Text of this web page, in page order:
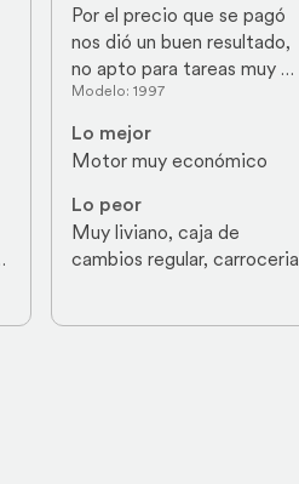
Por el precio que se pagó
nos dió un buen resultado,
no apto para tareas muy
pesadas, muy económico,
repuestos accesibles,
Modelo: 1997
Lo mejor
Motor muy económico
Lo peor
Muy liviano, caja de
cambios regular, carroceria